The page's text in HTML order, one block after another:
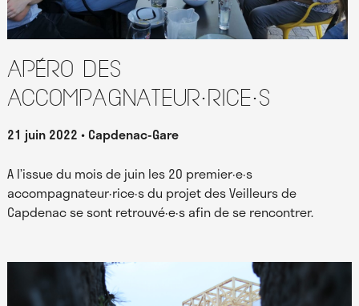
Apéro des
accompagnateur·rice·s
21 juin 2022 Capdenac-Gare
A l’issue du mois de juin les 20 premier·e·s
accompagnateur·rice·s du projet des Veilleurs de
Capdenac se sont retrouvé·e·s afin de se rencontrer.